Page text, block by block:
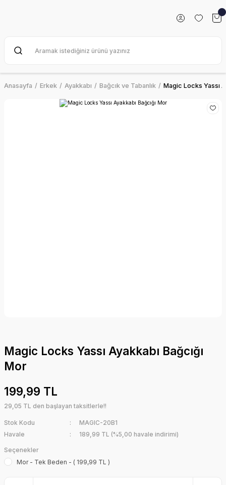
Anasayfa Erkek Ayakkabı Bağcık ve Tabanlık Magic Locks Yassı
Magic Locks Yassı Ayakkabı Bağcığı
Mor
199,99 TL
29,05 TL den başlayan taksitlerle!!
Stok Kodu
MAGIC-20B1
Havale
189,99 TL (%5,00 havale indirimi)
Seçenekler
Mor - Tek Beden - ( 199,99 TL )